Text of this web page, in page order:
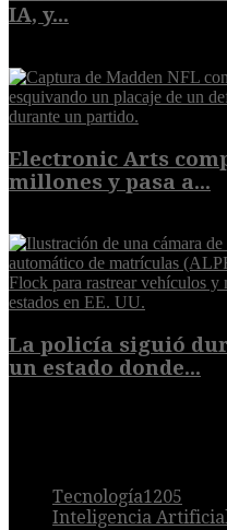
IA, y...
Electronic Arts
millones y pasa a...
La policía siguió
un estado donde...
Tecnología1205
Inteligencia